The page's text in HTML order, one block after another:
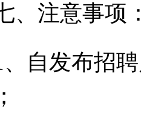
注意事项
发布招聘